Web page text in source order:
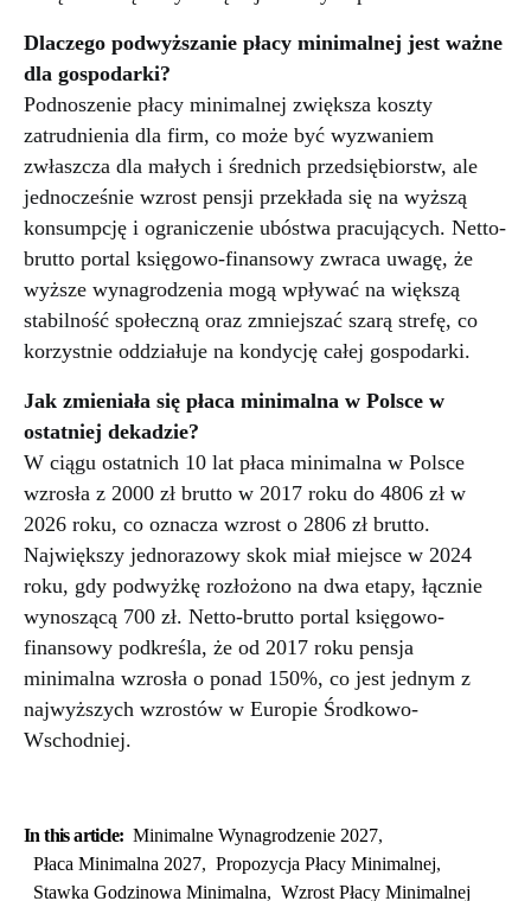
Dlaczego podwyższanie płacy minimalnej jest ważne
dla gospodarki?
Podnoszenie płacy minimalnej zwiększa koszty
zatrudnienia dla firm, co może być wyzwaniem
zwłaszcza dla małych i średnich przedsiębiorstw, ale
jednocześnie wzrost pensji przekłada się na wyższą
konsumpcję i ograniczenie ubóstwa pracujących. Netto-
brutto portal księgowo-finansowy zwraca uwagę, że
wyższe wynagrodzenia mogą wpływać na większą
stabilność społeczną oraz zmniejszać szarą strefę, co
korzystnie oddziałuje na kondycję całej gospodarki.
Jak zmieniała się płaca minimalna w Polsce w
ostatniej dekadzie?
W ciągu ostatnich 10 lat płaca minimalna w Polsce
wzrosła z 2000 zł brutto w 2017 roku do 4806 zł w
2026 roku, co oznacza wzrost o 2806 zł brutto.
Największy jednorazowy skok miał miejsce w 2024
roku, gdy podwyżkę rozłożono na dwa etapy, łącznie
wynoszącą 700 zł. Netto-brutto portal księgowo-
finansowy podkreśla, że od 2017 roku pensja
minimalna wzrosła o ponad 150%, co jest jednym z
najwyższych wzrostów w Europie Środkowo-
Wschodniej.
In this article: Minimalne Wynagrodzenie 2027,
Płaca Minimalna 2027, Propozycja Płacy Minimalnej,
Stawka Godzinowa Minimalna, Wzrost Płacy Minimalnej